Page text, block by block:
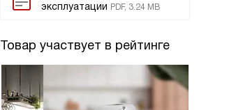
эксплуатации PDF, 3.24 MB
Товар участвует в рейтинге